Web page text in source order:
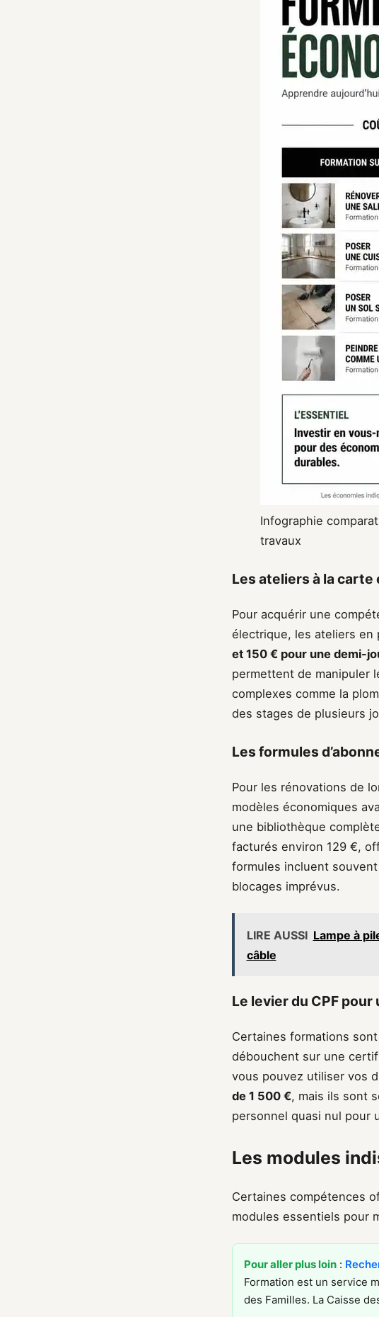
Infographie
travaux
Les ateliers à la
Pour acquérir une
électrique, les ateliers
et 150 € pour une demi-
permettent de manipuler
complexes comme la
des stages de plusieurs
Les formules
Pour les rénovations de
modèles économiques
une bibliothèque
facturés environ 129 €,
formules incluent souvent
blocages imprévus.
LIRE AUSSI Lampe à
câble
Le levier du CPF
Certaines formations
débouchent sur une
vous pouvez utiliser vos
de 1 500 €, mais ils sont
personnel quasi nul pour
Les modules
Certaines compétences
modules essentiels pour
Pour aller plus loin :
Formation est un service
des Familles. La Caisse